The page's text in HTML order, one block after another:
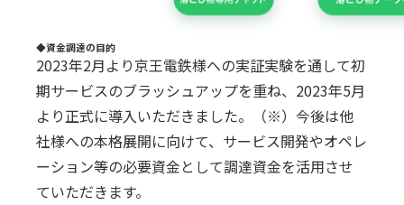
◆資⾦調達の⽬的
2023年2⽉より京王電鉄様への実証実験を通して初
期サービスのブラッシュアップを重ね、2023年5⽉
より正式に導⼊いただきました。（※）今後は他
社様への本格展開に向けて、サービス開発やオペレ
ーション等の必要資⾦として調達資⾦を活⽤させ
ていただきます。